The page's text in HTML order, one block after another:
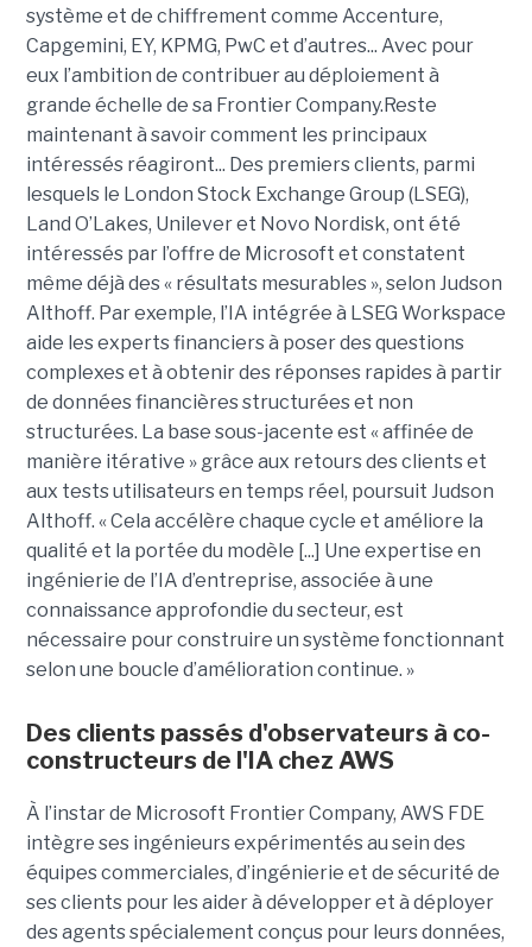
système et de chiffrement comme Accenture,
Capgemini, EY, KPMG, PwC et d’autres... Avec pour
eux l’ambition de contribuer au déploiement à
grande échelle de sa Frontier Company.Reste
maintenant à savoir comment les principaux
intéressés réagiront... Des premiers clients, parmi
lesquels le London Stock Exchange Group (LSEG),
Land O’Lakes, Unilever et Novo Nordisk, ont été
intéressés par l’offre de Microsoft et constatent
même déjà des « résultats mesurables », selon Judson
Althoff. Par exemple, l’IA intégrée à LSEG Workspace
aide les experts financiers à poser des questions
complexes et à obtenir des réponses rapides à partir
de données financières structurées et non
structurées. La base sous-jacente est « affinée de
manière itérative » grâce aux retours des clients et
aux tests utilisateurs en temps réel, poursuit Judson
Althoff. « Cela accélère chaque cycle et améliore la
qualité et la portée du modèle [...] Une expertise en
ingénierie de l’IA d’entreprise, associée à une
connaissance approfondie du secteur, est
nécessaire pour construire un système fonctionnant
selon une boucle d’amélioration continue. »
Des clients passés d'observateurs à co-
constructeurs de l'IA chez AWS
À l’instar de Microsoft Frontier Company, AWS FDE
intègre ses ingénieurs expérimentés au sein des
équipes commerciales, d’ingénierie et de sécurité de
ses clients pour les aider à développer et à déployer
des agents spécialement conçus pour leurs données,